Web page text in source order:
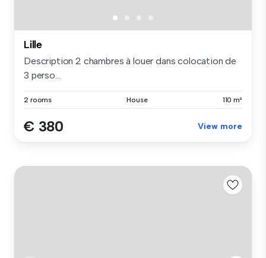
Lille
Description 2 chambres à louer dans colocation de
3 perso...
2 rooms House 110 m²
€ 380 View more